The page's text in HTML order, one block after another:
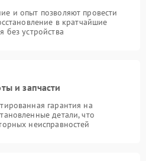
и опыт позволяют провести
в кратчайшие
без устройства
и запчасти
гарантия на
детали, что
неисправностей